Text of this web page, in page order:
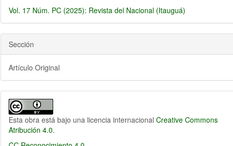
Vol. 17 Núm. PC (2025): Revista del Nacional (Itauguá)
Sección
Artículo Original
Esta obra está bajo una licencia internacionalCreative Commons
Atribución 4.0.